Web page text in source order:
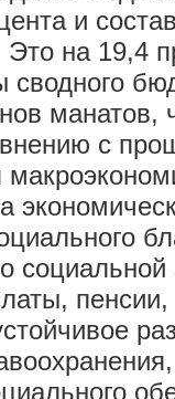
и
на 19,4
сводного
манатов,
с
пенсии,